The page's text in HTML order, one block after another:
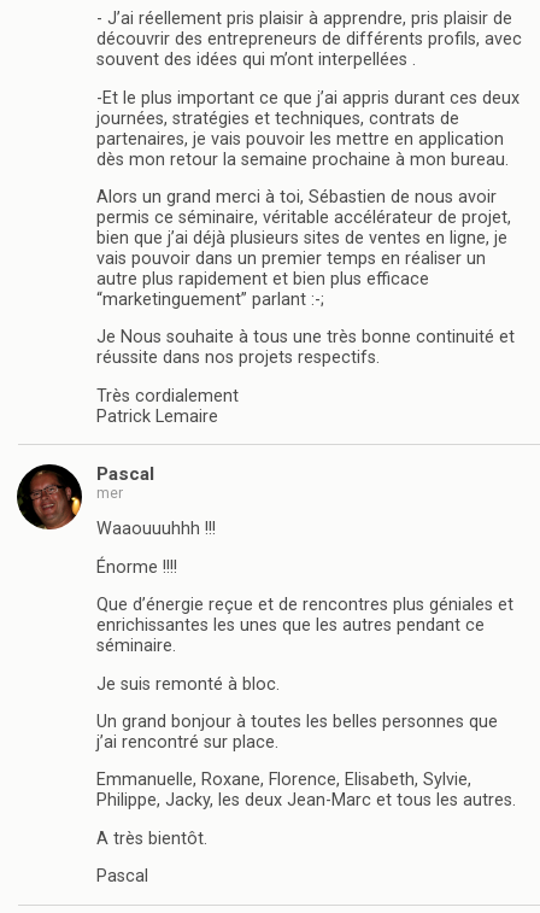
- J’ai réellement pris plaisir à apprendre, pris plaisir de
découvrir des entrepreneurs de différents profils, avec
souvent des idées qui m’ont interpellées .
-Et le plus important ce que j’ai appris durant ces deux
journées, stratégies et techniques, contrats de
partenaires, je vais pouvoir les mettre en application
dès mon retour la semaine prochaine à mon bureau.
Alors un grand merci à toi, Sébastien de nous avoir
permis ce séminaire, véritable accélérateur de projet,
bien que j’ai déjà plusieurs sites de ventes en ligne, je
vais pouvoir dans un premier temps en réaliser un
autre plus rapidement et bien plus efficace
“marketinguement” parlant :-;
Je Nous souhaite à tous une très bonne continuité et
réussite dans nos projets respectifs.
Très cordialement
Patrick Lemaire
Pascal
mer
Waaouuuhhh !!!
Énorme !!!!
Que d’énergie reçue et de rencontres plus géniales et
enrichissantes les unes que les autres pendant ce
séminaire.
Je suis remonté à bloc.
Un grand bonjour à toutes les belles personnes que
j’ai rencontré sur place.
Emmanuelle, Roxane, Florence, Elisabeth, Sylvie,
Philippe, Jacky, les deux Jean-Marc et tous les autres.
A très bientôt.
Pascal